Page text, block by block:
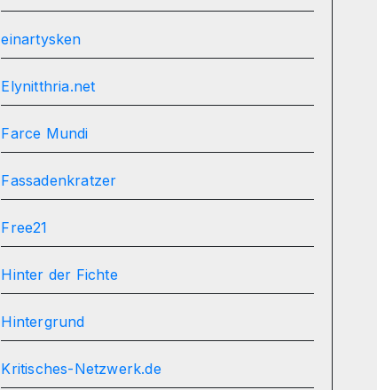
einartysken
Elynitthria.net
Farce Mundi
Fassadenkratzer
Free21
Hinter der Fichte
Hintergrund
Kritisches-Netzwerk.de